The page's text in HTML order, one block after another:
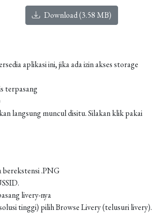
Download (3.58 MB)
aplikasi ini, jika ada izin akses storage
terpasang
langsung muncul disitu. Silakan klik pakai
berekstensi .PNG
livery-nya
tinggi) pilih Browse Livery (telusuri livery).